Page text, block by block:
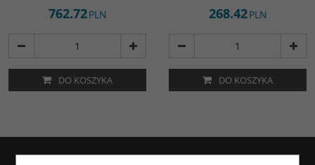
762.72PLN
DO KOSZYKA
268.42PLN
DO KOSZYKA